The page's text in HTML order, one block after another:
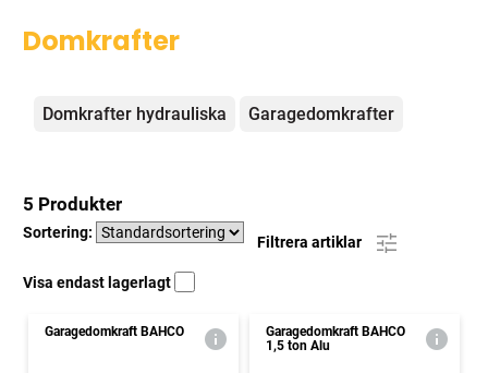
Domkrafter
Kategorier
Domkrafter hydrauliska Garagedomkrafter
5 Produkter
Sortering:
Filtrera artiklar
Visa endast lagerlagt
Garagedomkraft BAHCO
Garagedomkraft BAHCO
1,5 ton Alu